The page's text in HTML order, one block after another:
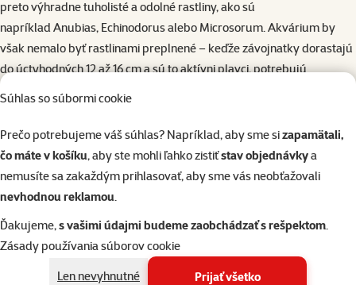
Súhlas so súbormi cookie
Prečo potrebujeme váš súhlas? Napríklad, aby sme sizapamätali,
čo máte v košíku, aby ste mohli ľahko zistiťstav objednávkya
nemusíte sa zakaždým prihlasovať, aby sme vás neobťažovali
nevhodnou reklamou.
Ďakujeme,s vašimi údajmi budeme zaobchádzať s rešpektom.
Zásady používania súborov cookie
Len nevyhnutné
Prijať všetko
preto výhradne tuholisté a odolné rastliny, ako sú
napríklad Anubias, Echinodorus alebo Microsorum. Akvárium by
však nemalo byť rastlinami preplnené – keďže závojnatky dorastajú
do úctyhodných 12 až 16 cm a sú to aktívni plavci, potrebujú
Závojnatky skutočne nie sú vyberavé a s obrovským apetítom
skonzumujú prakticky čokoľvek. Základom ich jedálnička by však
mali byť kvalitné granulz určené špeciálne pre závojnatky. Vhodným
granulovaným krmivom sú
zmeskaTetra Pond Multimix. Tento suchý základ je výborné z času
na čas spestriť mrazeným krmivom, prípadne obareným lúpaným
hráškom, ktorý im pomáha s trávením.